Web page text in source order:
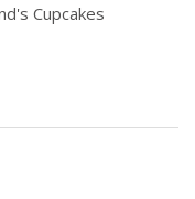
Cupcakes